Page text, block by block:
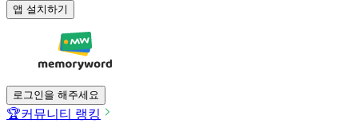
앱 설치하기
로그인을 해주세요
🏆커뮤니티 랭킹